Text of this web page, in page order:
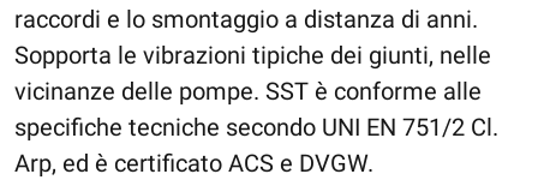
raccordi e lo smontaggio a distanza di anni.
Sopporta le vibrazioni tipiche dei giunti, nelle
vicinanze delle pompe. SST è conforme alle
specifiche tecniche secondo UNI EN 751/2 Cl.
Arp, ed è certificato ACS e DVGW.